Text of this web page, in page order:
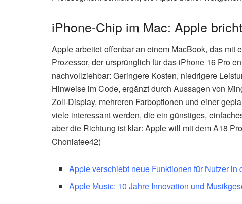
iPhone-Chip im Mac: Apple
Apple arbeitet offenbar an einem MacBook, das mit
Prozessor, der ursprünglich für das iPhone 16 Pro
nachvollziehbar: Geringere Kosten, niedrigere
Hinweise im Code, ergänzt durch Aussagen von
Zoll-Display, mehreren Farboptionen und einer
viele interessant werden, die ein günstiges,
aber die Richtung ist klar: Apple will mit dem A18
Chonlatee42)
Apple verschiebt neue Funktionen für Nutzer in
Apple Music: 10 Jahre Innovation und